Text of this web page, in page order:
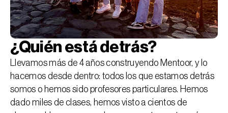
¿Quién está detrás?
Llevamos más de 4 años construyendo Mentoor, y lo
hacemos desde dentro: todos los que estamos detrás
somos o hemos sido profesores particulares. Hemos
dado miles de clases, hemos visto a cientos de